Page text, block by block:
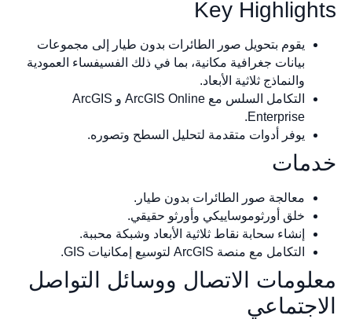
Key
يقوم بتحويل صور الطائرات بدون طيار إلى مجموعات
بيانات جغرافية مكانية، بما في ذلك الفسيفساء العمودية
والنماذج ثلاثية الأبعاد.
التكامل السلس مع ArcGIS Online و ArcGIS
Enterprise.
يوفر أدوات متقدمة لتحليل السطح وتصوره.
معالجة صور الطائرات بدون طيار.
خلق أورثوموساييكي وأورثو حقيقي.
إنشاء سحابة نقاط ثلاثية الأبعاد وشبكة محببة.
التكامل مع منصة ArcGIS لتوسيع إمكانيات GIS.
الاتصال ووسائل التواصل